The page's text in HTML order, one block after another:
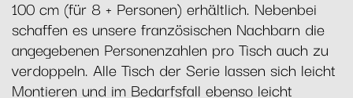
100 cm (für 8 + Personen) erhältlich. Nebenbei
schaffen es unsere französischen Nachbarn die
angegebenen Personenzahlen pro Tisch auch zu
verdoppeln. Alle Tisch der Serie lassen sich leicht
Montieren und im Bedarfsfall ebenso leicht